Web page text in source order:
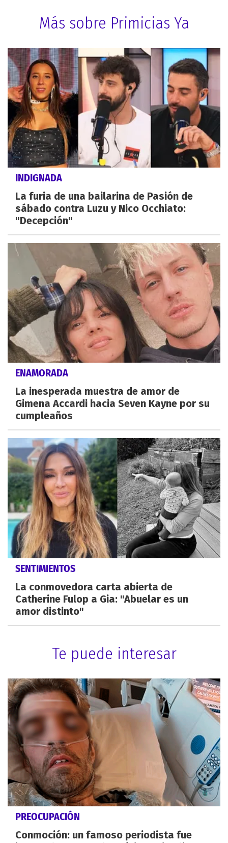
Más sobre Primicias Ya
INDIGNADA
La furia de una bailarina de Pasión de
sábado contra Luzu y Nico Occhiato:
"Decepción"
ENAMORADA
La inesperada muestra de amor de
Gimena Accardi hacia Seven Kayne por su
cumpleaños
SENTIMIENTOS
La conmovedora carta abierta de
Catherine Fulop a Gia: "Abuelar es un
amor distinto"
Te puede interesar
PREOCUPACIÓN
Conmoción: un famoso periodista fue